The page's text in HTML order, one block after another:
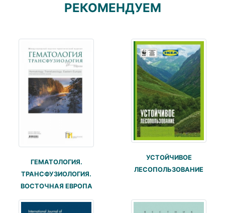
РЕКОМЕНДУЕМ
ГЕМАТОЛОГИЯ.
ТРАНСФУЗИОЛОГИЯ.
ВОСТОЧНАЯ ЕВРОПА
УСТОЙЧИВОЕ
ЛЕСОПОЛЬЗОВАНИЕ